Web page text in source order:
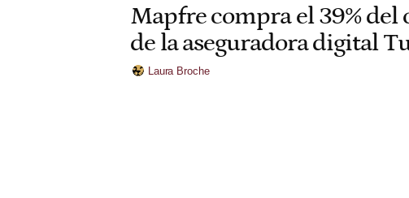
Mapfre compra el 39% del
de la aseguradora digital
Laura Broche